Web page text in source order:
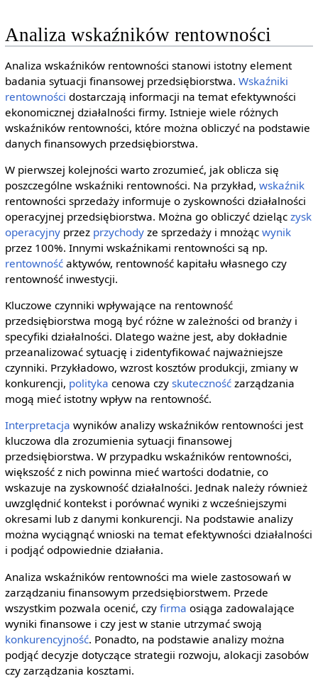
Analiza wskaźników rentowności
Analiza wskaźników rentowności stanowi istotny element
badania sytuacji finansowej przedsiębiorstwa. Wskaźniki
rentowności dostarczają informacji na temat efektywności
ekonomicznej działalności firmy. Istnieje wiele różnych
wskaźników rentowności, które można obliczyć na podstawie
danych finansowych przedsiębiorstwa.
W pierwszej kolejności warto zrozumieć, jak oblicza się
poszczególne wskaźniki rentowności. Na przykład, wskaźnik
rentowności sprzedaży informuje o zyskowności działalności
operacyjnej przedsiębiorstwa. Można go obliczyć dzieląc zysk
operacyjnyprzez przychodyze sprzedaży i mnożąc wynik
przez 100%. Innymi wskaźnikami rentowności są np.
rentownośćaktywów, rentowność kapitału własnego czy
rentowność inwestycji.
Kluczowe czynniki wpływające na rentowność
przedsiębiorstwa mogą być różne w zależności od branży i
specyfiki działalności. Dlatego ważne jest, aby dokładnie
przeanalizować sytuację i zidentyfikować najważniejsze
czynniki. Przykładowo, wzrost kosztów produkcji, zmiany w
konkurencji, polityka cenowa czy skutecznośćzarządzania
mogą mieć istotny wpływ na rentowność.
Interpretacja wyników analizy wskaźników rentowności jest
kluczowa dla zrozumienia sytuacji finansowej
przedsiębiorstwa. W przypadku wskaźników rentowności,
większość z nich powinna mieć wartości dodatnie, co
wskazuje na zyskowność działalności. Jednak należy również
uwzględnić kontekst i porównać wyniki z wcześniejszymi
okresami lub z danymi konkurencji. Na podstawie analizy
można wyciągnąć wnioski na temat efektywności działalności
i podjąć odpowiednie działania.
Analiza wskaźników rentowności ma wiele zastosowań w
zarządzaniu finansowym przedsiębiorstwem. Przede
wszystkim pozwala ocenić, czy firma osiąga zadowalające
wyniki finansowe i czy jest w stanie utrzymać swoją
konkurencyjność. Ponadto, na podstawie analizy można
podjąć decyzje dotyczące strategii rozwoju, alokacji zasobów
czy zarządzania kosztami.